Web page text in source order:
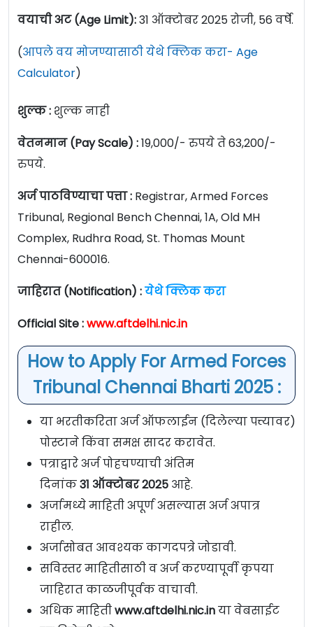
वयाची अट (Age Limit):31 ऑक्टोबर 2025 रोजी, 56 वर्षे.
(आपले वय मोजण्यासाठी येथे क्लिक करा- Age
Calculator)
शुल्क : शुल्क नाही
वेतनमान (Pay Scale) :19,000/- रुपये ते 63,200/-
रुपये.
अर्ज पाठविण्याचा पत्ता : Registrar, Armed Forces
Tribunal, Regional Bench Chennai, 1A, Old MH
Complex, Rudhra Road, St. Thomas Mount
Chennai-600016.
जाहिरात (Notification) :येथे क्लिक करा
Official Site :www.aftdelhi.nic.in
How to Apply For Armed Forces
Tribunal Chennai Bharti 2025 :
या भरतीकरिता अर्ज ऑफलाईन (दिलेल्या पत्त्यावर)
पोस्टाने किंवा समक्ष सादर करावेत.
पत्राद्वारे अर्ज पोहचण्याची अंतिम
दिनांक31 ऑक्टोबर 2025 आहे.
अर्जामध्ये माहिती अपूर्ण असल्यास अर्ज अपात्र
राहील.
अर्जासोबत आवश्यक कागदपत्रे जोडावी.
सविस्तर माहितीसाठी व अर्ज करण्यापूर्वी कृपया
जाहिरात काळजीपूर्वक वाचावी.
अधिक माहितीwww.aftdelhi.nic.inया वेबसाईट